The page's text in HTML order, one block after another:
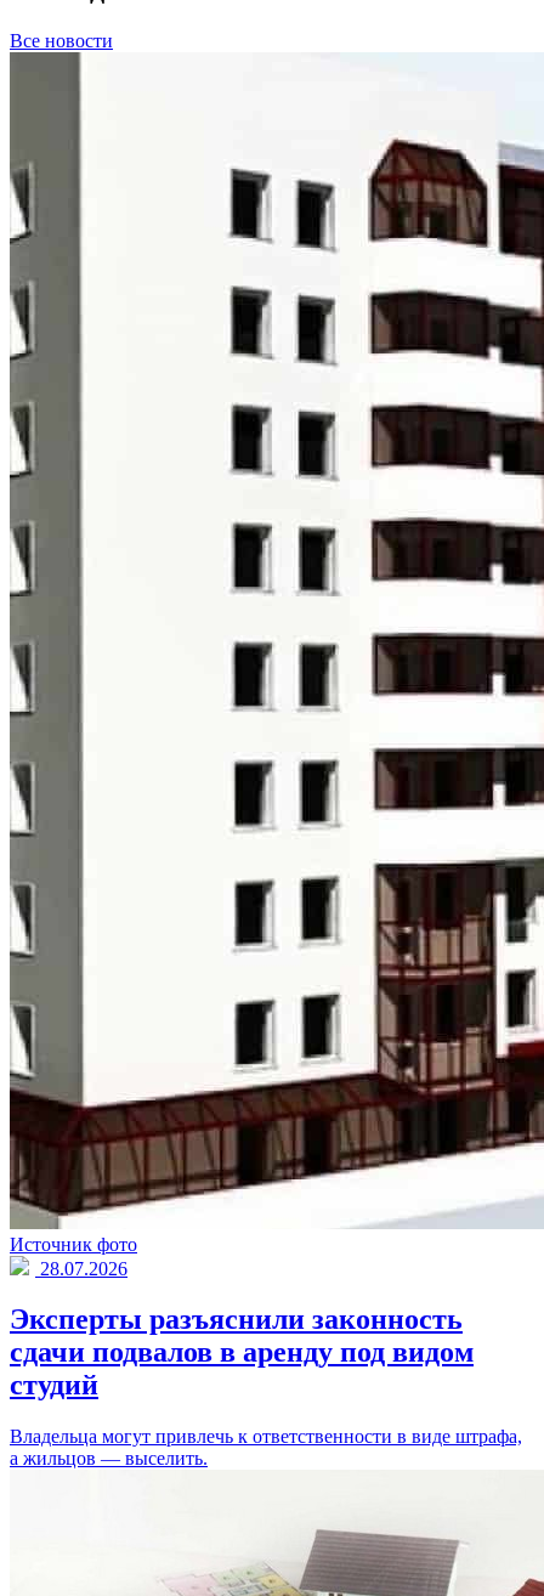
Все новости
Источник фото
28.07.2026
Эксперты разъяснили законность
сдачи подвалов в аренду под видом
студий
Владельца могут привлечь к ответственности в виде штрафа,
а жильцов — выселить.